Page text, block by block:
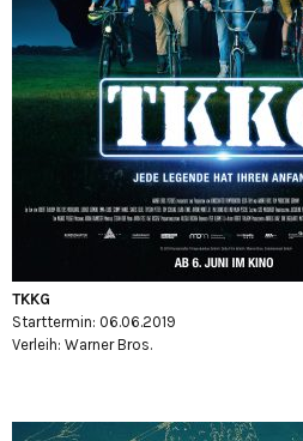
TKKG
Starttermin: 06.06.2019
Verleih: Warner Bros.